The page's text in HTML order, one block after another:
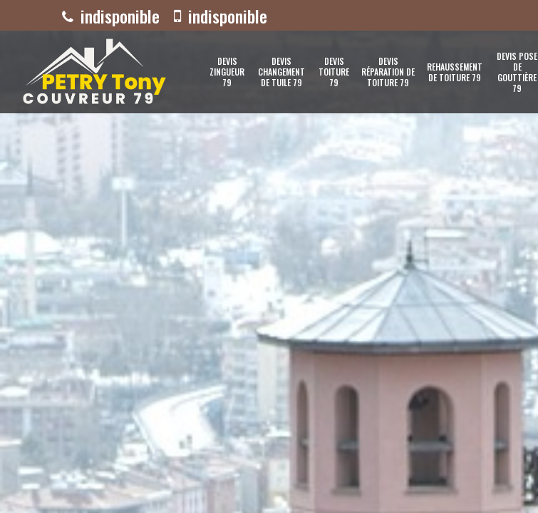
indisponible indisponible
DEVIS
ZINGUEUR
79
DEVIS
CHANGEMENT
DE TUILE 79
DEVIS
TOITURE
79
DEVIS
RÉPARATION DE
TOITURE 79
REHAUSSEMENT
DE TOITURE 79
DEVIS POSE
DE
GOUTTIÈRE
79